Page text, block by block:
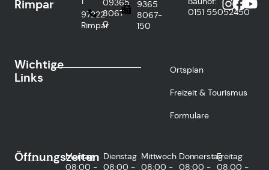
Rimpar
97222
Rimpar
8067-
0
9365
8067-
150
0151 55052450
Wichtige
Links
Ortsplan
Freizeit & Tourismus
Formulare
Öffnungszeiten
Montag
08:00 -
Dienstag
08:00 -
Mittwoch
08:00 -
Donnerstag
08:00 -
Freitag
08:00 -